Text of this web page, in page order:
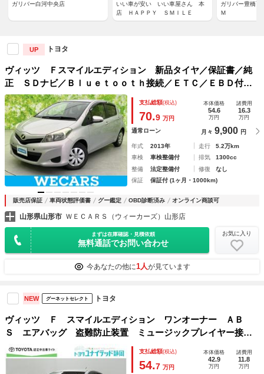
ガリバー白河中央店
いい車が安い いい車屋さん 本
店 ＨＡＰＰＹ ＳＭＩＬＥ
ガリバー豊橋西
Ｍ
UP トヨタ
ヴィッツ Ｆスマイルエディション 新品タイヤ／保証書／純
正 ＳＤナビ／Ｂｌｕｅｔｏｏｔｈ接続／ＥＴＣ／ＥＢＤ付Ａ
ＢＳ／バックモニター／ワンセグＴＶ／エアバッグ 運転席／
エアバッグ 助手席／アルミホイール 社外 １５インチ
支払総額(税込)
70.9 万円
本体価格
54.6
万円
諸費用
16.3
万円
通常ローン 月々 9,900 円
年式 2013年 走行
5.2万km
車検
車検整備付 排気
1300cc
整備
法定整備付 修復
なし
保証
保証付 (1ヶ月・1000km)
販売店保証 車両状態評価書 グー鑑定 OBD診断済み オンライン商談可
山形県山形市 ＷＥＣＡＲＳ（ウィーカーズ）山形店
まずは在庫確認・見積依頼
無料通話でお問い合わせ
お気に入り
今あなたの他に1人が見ています
NEW グーネットセレクト トヨタ
ヴィッツ Ｆ スマイルエディション ワンオーナー ＡＢ
Ｓ エアバッグ 盗難防止装置 ミュージックプレイヤー接続
可 ＣＤ スマートキー キーレス フル装備 オートマ
支払総額(税込)
54.7 万円
本体価格
42.9
万円
諸費用
11.8
万円